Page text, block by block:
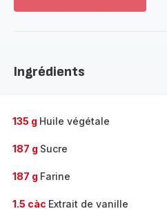
gamme
Ingrédients
135 g Huile végétale
187 g Sucre
187 g Farine
1.5 càc Extrait de vanille